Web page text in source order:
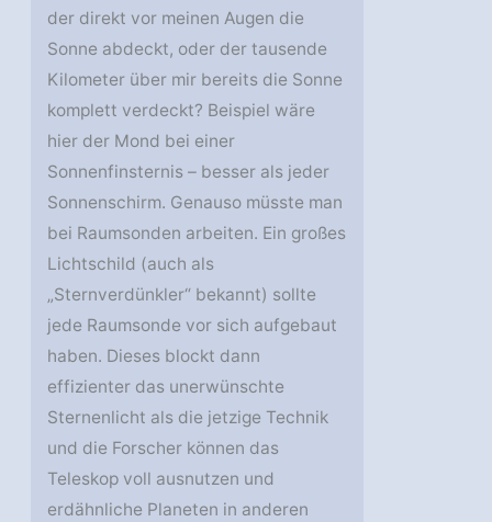
der direkt vor meinen Augen die
Sonne abdeckt, oder der tausende
Kilometer über mir bereits die Sonne
komplett verdeckt? Beispiel wäre
hier der Mond bei einer
Sonnenfinsternis – besser als jeder
Sonnenschirm. Genauso müsste man
bei Raumsonden arbeiten. Ein großes
Lichtschild (auch als
„Sternverdünkler“ bekannt) sollte
jede Raumsonde vor sich aufgebaut
haben. Dieses blockt dann
effizienter das unerwünschte
Sternenlicht als die jetzige Technik
und die Forscher können das
Teleskop voll ausnutzen und
erdähnliche Planeten in anderen